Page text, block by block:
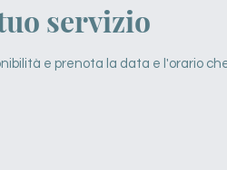
servizio
e prenota la data e l'orario